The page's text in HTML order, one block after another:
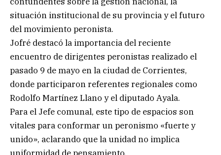
situación institucional de su provincia y el futuro
del movimiento peronista.
Jofré destacó la importancia del reciente
encuentro de dirigentes peronistas realizado el
pasado 9 de mayo en la ciudad de Corrientes,
donde participaron referentes regionales como
Rodolfo Martínez Llano y el diputado Ayala.
Para el Jefe comunal, este tipo de espacios son
vitales para conformar un peronismo «fuerte y
unido», aclarando que la unidad no implica